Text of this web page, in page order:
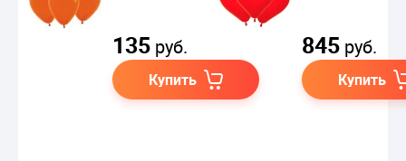
135 руб.
Купить
845 руб.
Купить